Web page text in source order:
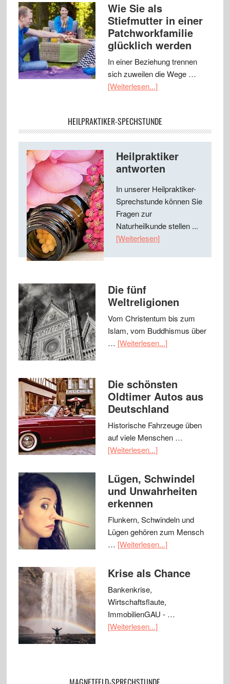
Wie Sie als
Stiefmutter in einer
Patchworkfamilie
glücklich werden
In einer Beziehung trennen
sich zuweilen die Wege …
[Weiterlesen...]
HEILPRAKTIKER-SPECHSTUNDE
Heilpraktiker
antworten
In unserer Heilpraktiker-
Sprechstunde können Sie
Fragen zur
Naturheilkunde stellen ...
[Weiterlesen]
Die fünf
Weltreligionen
Vom Christentum bis zum
Islam, vom Buddhismus über
… [Weiterlesen...]
Die schönsten
Oldtimer Autos aus
Deutschland
Historische Fahrzeuge üben
auf viele Menschen …
[Weiterlesen...]
Lügen, Schwindel
und Unwahrheiten
erkennen
Flunkern, Schwindeln und
Lügen gehören zum Mensch
… [Weiterlesen...]
Krise als Chance
Bankenkrise,
Wirtschaftsflaute,
ImmobilienGAU - …
[Weiterlesen...]